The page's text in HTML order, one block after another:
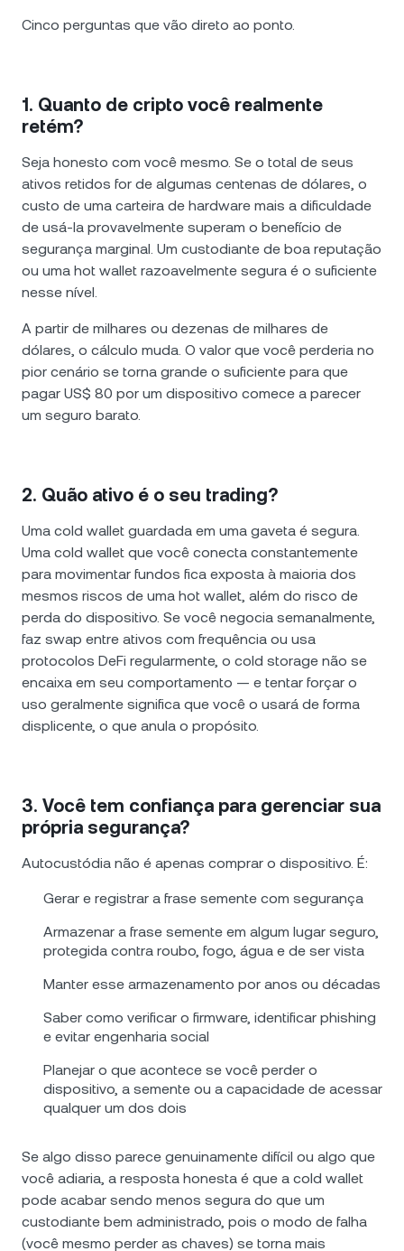
Cinco perguntas que vão direto ao ponto.
1. Quanto de cripto você realmente
retém?
Seja honesto com você mesmo. Se o total de seus
ativos retidos for de algumas centenas de dólares, o
custo de uma carteira de hardware mais a dificuldade
de usá-la provavelmente superam o benefício de
segurança marginal. Um custodiante de boa reputação
ou uma hot wallet razoavelmente segura é o suficiente
nesse nível.
A partir de milhares ou dezenas de milhares de
dólares, o cálculo muda. O valor que você perderia no
pior cenário se torna grande o suficiente para que
pagar US$ 80 por um dispositivo comece a parecer
um seguro barato.
2. Quão ativo é o seu trading?
Uma cold wallet guardada em uma gaveta é segura.
Uma cold wallet que você conecta constantemente
para movimentar fundos fica exposta à maioria dos
mesmos riscos de uma hot wallet, além do risco de
perda do dispositivo. Se você negocia semanalmente,
faz swap entre ativos com frequência ou usa
protocolos DeFi regularmente, o cold storage não se
encaixa em seu comportamento — e tentar forçar o
uso geralmente significa que você o usará de forma
displicente, o que anula o propósito.
3. Você tem confiança para gerenciar sua
própria segurança?
Autocustódia não é apenas comprar o dispositivo. É:
Gerar e registrar a frase semente com segurança
Armazenar a frase semente em algum lugar seguro,
protegida contra roubo, fogo, água e de ser vista
Manter esse armazenamento por anos ou décadas
Saber como verificar o firmware, identificar phishing
e evitar engenharia social
Planejar o que acontece se você perder o
dispositivo, a semente ou a capacidade de acessar
qualquer um dos dois
Se algo disso parece genuinamente difícil ou algo que
você adiaria, a resposta honesta é que a cold wallet
pode acabar sendo menos segura do que um
custodiante bem administrado, pois o modo de falha
(você mesmo perder as chaves) se torna mais